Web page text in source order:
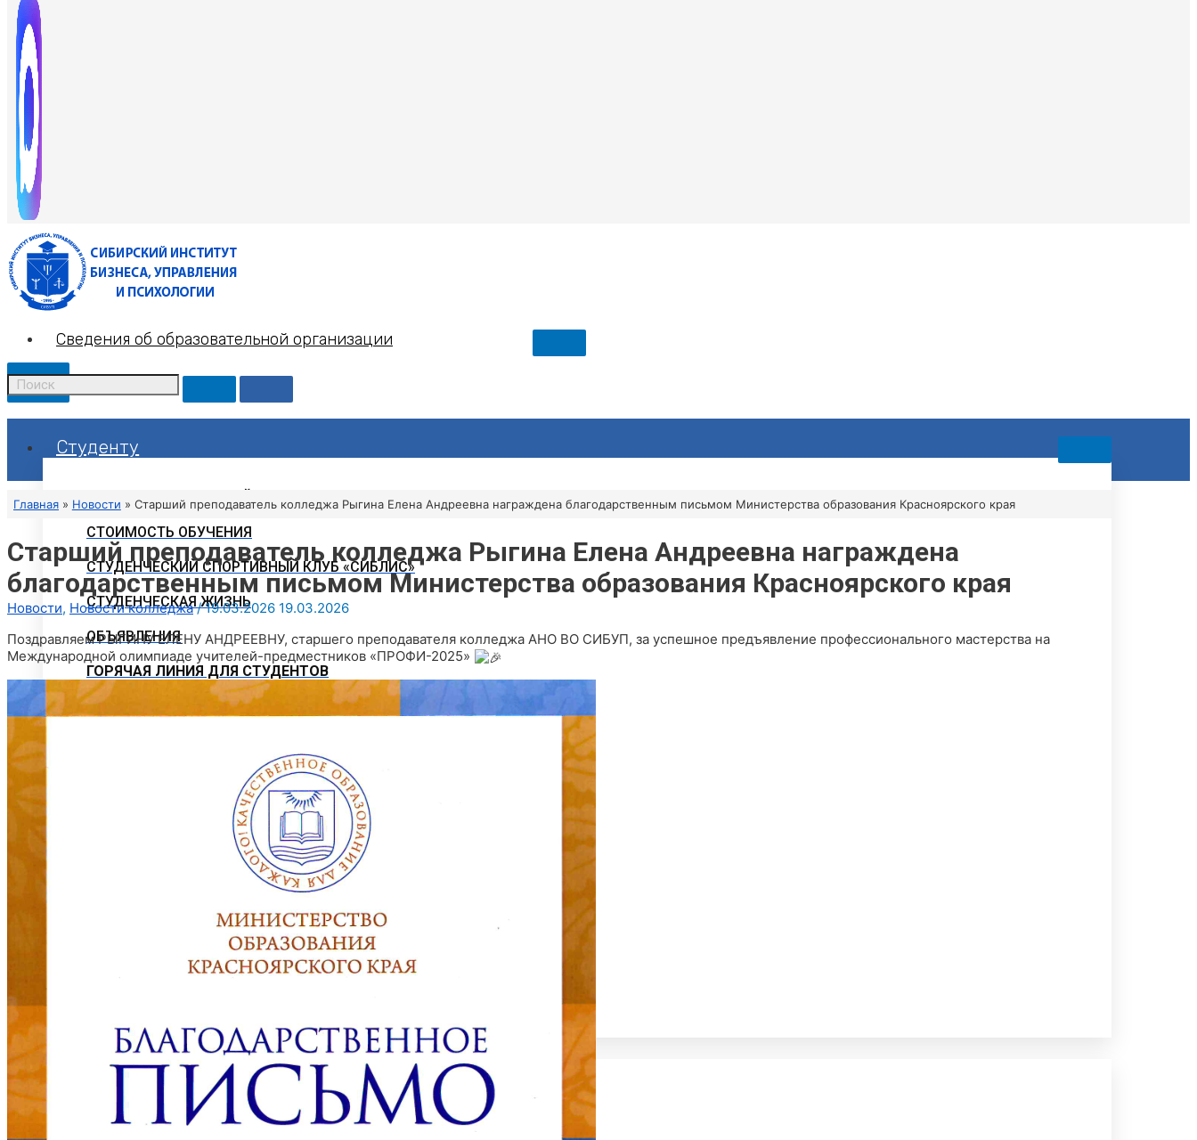
Сведения об образовательной организации
X
Студенту
РАСПИСАНИЕ ЗАНЯТИЙ
СТОИМОСТЬ ОБУЧЕНИЯ
СТУДЕНЧЕСКИЙ СПОРТИВНЫЙ КЛУБ «СИБЛИС»
СТУДЕНЧЕСКАЯ ЖИЗНЬ
ОБЪЯВЛЕНИЯ
ГОРЯЧАЯ ЛИНИЯ ДЛЯ СТУДЕНТОВ
СВОДНЫЕ ГРАФИКИ УЧЕБНОГО ПРОЦЕССА
ЭЛЕКТРОННАЯ ИНФОРМАЦИОННО-ОБРАЗОВАТЕЛЬНАЯ СРЕДА
МЕТОДИЧЕСКИЙ КАБИНЕТ
Методические материалы дополнительного образования
Рабочие программы практик
Абитуриенту
ИНФОРМАЦИЯ ДЛЯ АБИТУРИЕНТОВ
Главная Новости Старший преподаватель колледжа Рыгина Елена Андреевна награждена благодарственным письмом Министерства образования Красноярского края
Старший преподаватель колледжа Рыгина Елена Андреевна награждена
благодарственным письмом Министерства образования Красноярского края
Новости, Новости колледжа/19.03.2026 19.03.2026
Поздравляем РЫГИНУ ЕЛЕНУ АНДРЕЕВНУ, старшего преподавателя колледжа АНО ВО СИБУП, за успешное предъявление профессионального мастерства на
Международной олимпиаде учителей-предместников «ПРОФИ-2025»